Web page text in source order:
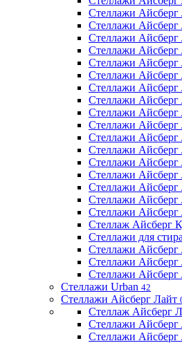
Стеллажи Айсберг
Стеллажи
Стеллажи
Стеллажи Айсберг
Стеллажи Айсберг
Стеллажи Айсберг
Стеллажи Айсберг
Стеллажи Айсберг
Стеллажи Айсберг
Стеллажи Айсберг
Стеллажи Айсберг
Стеллажи Айсберг
Стеллажи Айсберг
Стеллажи Айсберг
Стеллажи Айсберг
Стеллажи
Стеллажи Айсберг
Стеллаж Айсберг
Стеллажи для
Стеллажи
Стеллажи Айсберг
Стеллажи Айсберг
Стеллажи Urban 42
Стеллажи Айсберг Лайт
Стеллаж Айсберг
Стеллажи Айсберг
Стеллажи Айсберг